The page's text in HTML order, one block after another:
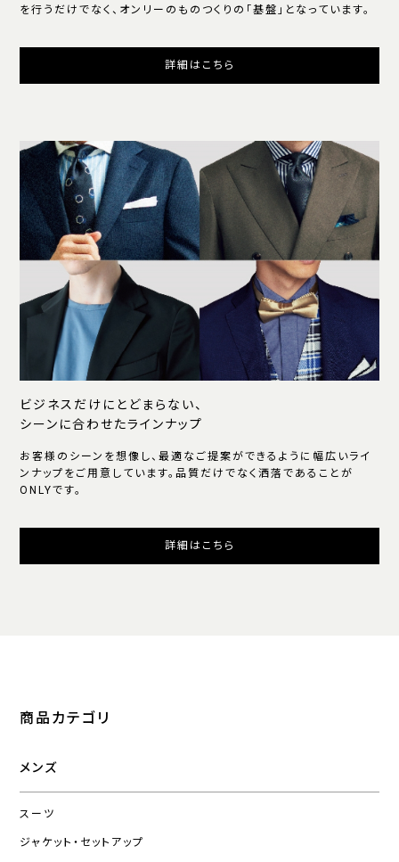
を行うだけでなく、オンリーのものつくりの「基盤」となっています。
詳細はこちら
ビジネスだけにとどまらない、
シーンに合わせたラインナップ
お客様のシーンを想像し、最適なご提案ができるように幅広いライ
ンナップをご用意しています。品質だけでなく洒落であることが
ONLYです。
詳細はこちら
商品カテゴリ
メンズ
スーツ
ジャケット・セットアップ